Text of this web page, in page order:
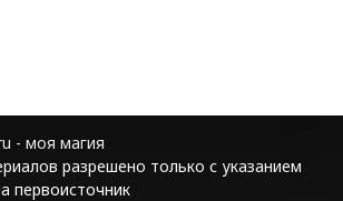
- моя магия
разрешено только с указанием
первоисточник